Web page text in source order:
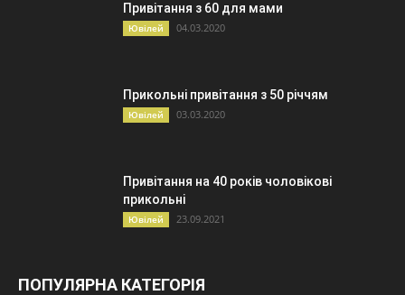
Привітання з 60 для мами
Ювілей 04.03.2020
Прикольні привітання з 50 річчям
Ювілей 03.03.2020
Привітання на 40 років чоловікові
прикольні
Ювілей 23.09.2021
ПОПУЛЯРНА КАТЕГОРІЯ